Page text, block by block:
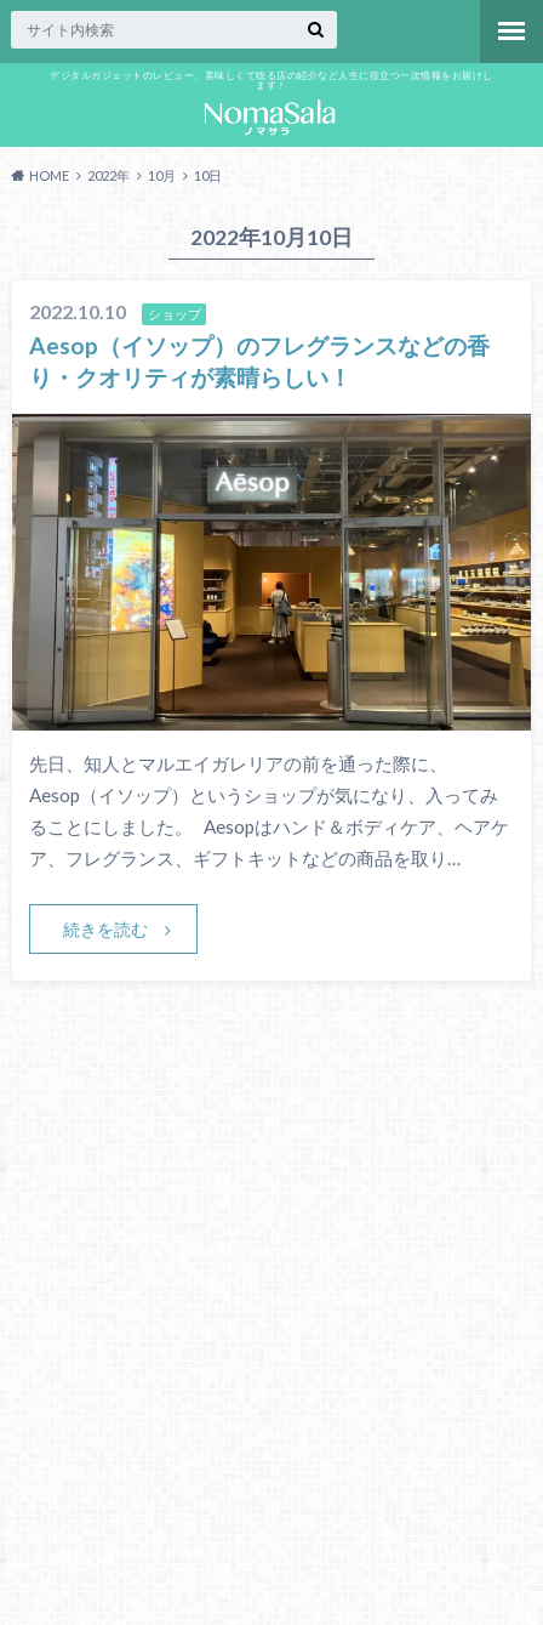
デジタルガジェットのレビュー、美味しくて唸る店の紹介など人生に役立つ一次情報をお届けし
ます！
HOME 2022年 10月 10日
2022年10月10日
2022.10.10 ショップ
Aesop（イソップ）のフレグランスなどの香
り・クオリティが素晴らしい！
先日、知人とマルエイガレリアの前を通った際に、
Aesop（イソップ）というショップが気になり、入ってみ
ることにしました。 Aesopはハンド＆ボディケア、ヘアケ
ア、フレグランス、ギフトキットなどの商品を取り…
続きを読む